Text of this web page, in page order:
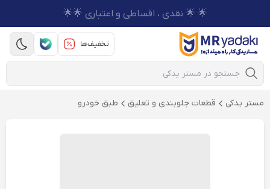
🌟 🌟 نقدی ، اقساطی و اعتباری 🌟🌟
تخفیف‌ها
Mobile Search
مستر یدکی قطعات جلوبندی و تعلیق طبق خودرو